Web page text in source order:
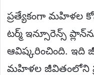
ప్రత్యేకంగా మహిళల
టర్మ్ ఇన్సూరెన్స్
ఆవిష్కరించింది.
మహిళల జీవితంలోని